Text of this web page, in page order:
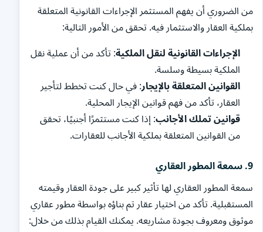
من الضروري أن يفهم المستثمر الإجراءات القانونية المتعلقة
بملكية العقار والاستثمار فيه. تحقق من الأمور التالية:
الإجراءات القانونية لنقل الملكية: تأكد من أن عملية نقل
الملكية بسيطة وسلسة.
القوانين المتعلقة بالإيجار: في حال كنت تخطط لتأجير
العقار، تأكد من فهم قوانين الإيجار المحلية.
قوانين تملك الأجانب: إذا كنت مستثمرًا أجنبيًا، تحقق
من القوانين المتعلقة بملكية الأجانب للعقارات.
9. سمعة المطور العقاري
سمعة المطور العقاري لها تأثير كبير على جودة العقار وقيمته
المستقبلية. تأكد من اختيار عقار تم بناؤه بواسطة مطور عقاري
موثوق ومعروف بجودة مشاريعه. يمكنك القيام بذلك من خلال: